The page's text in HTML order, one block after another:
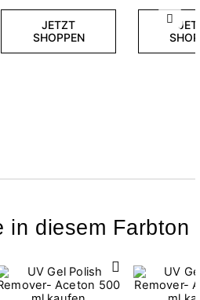
JETZT
SHOPPEN
in diesem Farbton